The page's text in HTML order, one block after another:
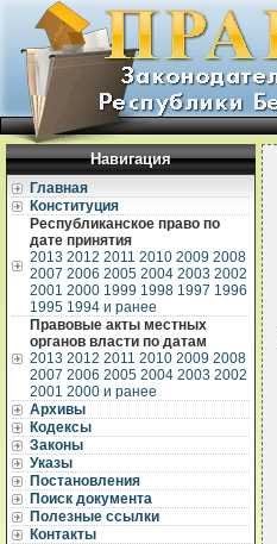
Навигация
Главная
Конституция
Республиканское право по
дате принятия
2013 2012 2011 2010 2009 2008
2007 2006 2005 2004 2003 2002
2001 2000 1999 1998 1997 1996
1995 1994 и ранее
Правовые акты местных
органов власти по датам
2013 2012 2011 2010 2009 2008
2007 2006 2005 2004 2003 2002
2001 2000 и ранее
Архивы
Кодексы
Законы
Указы
Постановления
Поиск документа
Полезные ссылки
Контакты